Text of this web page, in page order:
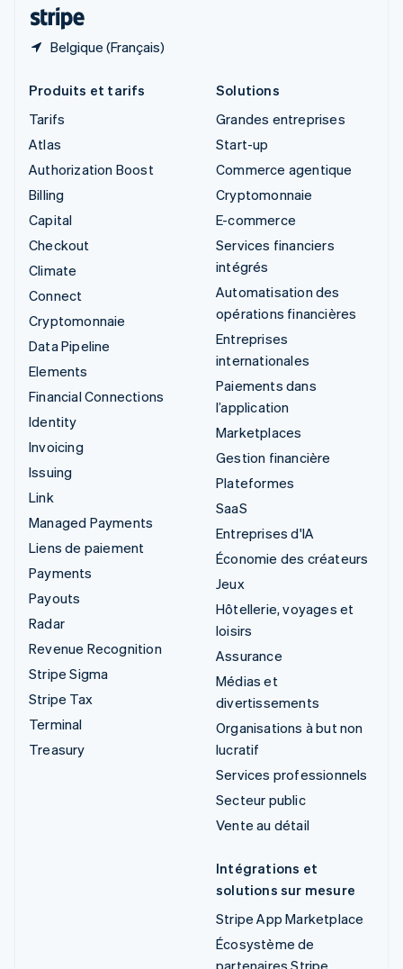
Belgique (Français)
Produits et tarifs
Tarifs
Atlas
Authorization Boost
Billing
Capital
Checkout
Climate
Connect
Cryptomonnaie
Data Pipeline
Elements
Financial Connections
Identity
Invoicing
Issuing
Link
Managed Payments
Liens de paiement
Payments
Payouts
Radar
Revenue Recognition
Stripe Sigma
Stripe Tax
Terminal
Treasury
Solutions
Grandes entreprises
Start-up
Commerce agentique
Cryptomonnaie
E-commerce
Services financiers
intégrés
Automatisation des
opérations financières
Entreprises
internationales
Paiements dans
l’application
Marketplaces
Gestion financière
Plateformes
SaaS
Entreprises d'IA
Économie des créateurs
Jeux
Hôtellerie, voyages et
loisirs
Assurance
Médias et
divertissements
Organisations à but non
lucratif
Services professionnels
Secteur public
Vente au détail
Intégrations et
solutions sur mesure
Stripe App Marketplace
Écosystème de